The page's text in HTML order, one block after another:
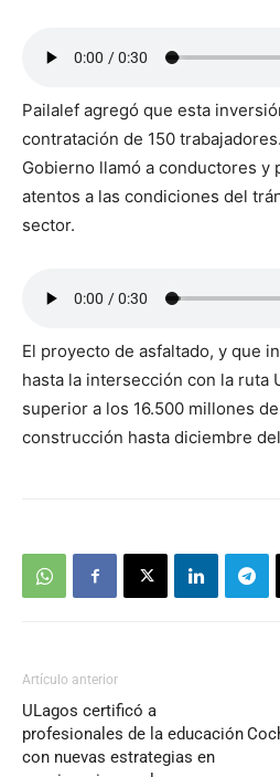
Pailalef agregó que esta
contratación de 150
Gobierno llamó a conductores y
atentos a las condiciones del
sector.
El proyecto de asfaltado, y que
hasta la intersección con la ruta
superior a los 16.500 millones
construcción hasta diciembre
Artículo anterior
ULagos certificó a
profesionales de la educación
con nuevas estrategias en